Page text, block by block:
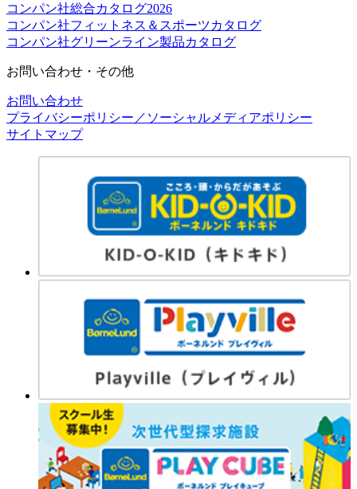
コンパン社総合カタログ2026
コンパン社フィットネス＆スポーツカタログ
コンパン社グリーンライン製品カタログ
お問い合わせ・その他
お問い合わせ
プライバシーポリシー／ソーシャルメディアポリシー
サイトマップ